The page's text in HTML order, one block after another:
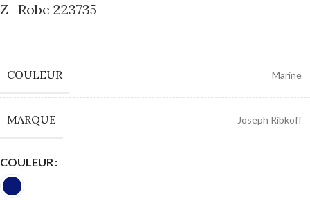
Z- Robe 223735
COULEUR Marine
MARQUE Joseph Ribkoff
COULEUR